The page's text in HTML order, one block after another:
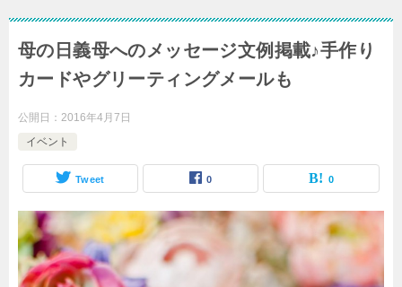
母の日義母へのメッセージ文例掲載♪手作り
カードやグリーティングメールも
公開日： 2016年4月7日
イベント
Tweet 0 0